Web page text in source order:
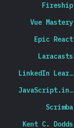
Kent C. Dodds
Scrimba
JavaScript.in…
LinkedIn Lear…
Laracasts
Epic React
Vue Mastery
Fireship